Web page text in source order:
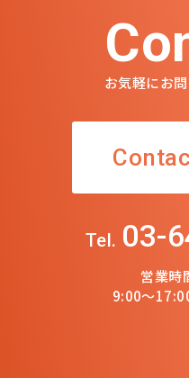
お気軽にお
Tel. 03-
営業時
9:00〜